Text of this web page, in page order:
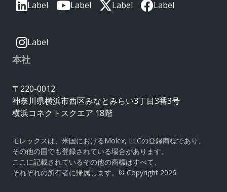
Label Label Label Label
Label
本社
〒220-0012
神奈川県横浜市西区みなとみらい3丁目3番3号
横浜コネクトスクエア 18階
モレックスは、米国におけるMolex, LLCの登録商標であり、
その他の国でも登録されている場合があります。
ここに記載されているその他の商標はすべて、
それぞれの所有者に帰属します。© Copyright 2026